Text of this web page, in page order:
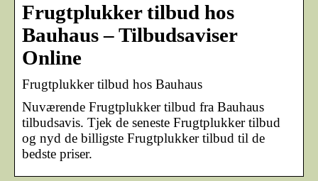
Frugtplukker tilbud hos
Bauhaus – Tilbudsaviser
Online
Frugtplukker tilbud hos Bauhaus
Nuværende Frugtplukker tilbud fra Bauhaus
tilbudsavis. Tjek de seneste Frugtplukker tilbud
og nyd de billigste Frugtplukker tilbud til de
bedste priser.